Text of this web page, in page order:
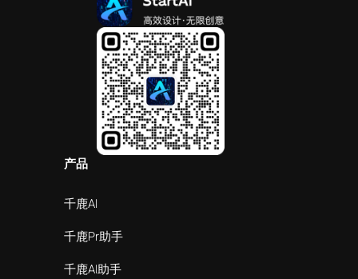
产品
千鹿AI
千鹿Pr助手
千鹿AI助手